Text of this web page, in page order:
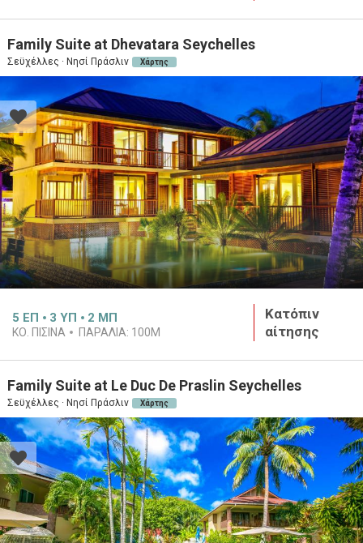
Family Suite at Dhevatara Seychelles
Σεϋχέλλες · Νησί Πράσλιν Χάρτης
5 ΕΠ 3 ΥΠ 2 ΜΠ
ΚΟ. ΠΙΣΙΝΑ ΠΑΡΑΛΙΑ: 100M
Κατόπιν
αίτησης
Family Suite at Le Duc De Praslin Seychelles
Σεϋχέλλες · Νησί Πράσλιν Χάρτης